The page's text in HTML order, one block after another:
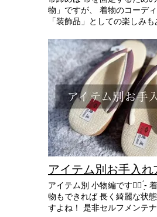
物」ですが、 着物のコーデ
「装飾品」としての楽しみ
る時には 帯を締めます。 名
結んだら、最後に帯締めを
と帯を固定しなければなり
はオシャレな紐？！の様で
も言い訳ではないんですよ
必要なんですよ〜👀📝 振袖
通常タイプ。 変わり結びも
プでは 170～190cmもある
品としての「帯締め」 帯締
中を横切るように結びます
みると結構存在感がありま
め、帯揚げなどの小物を少し
雰囲気も変わり、 コーディネ
なりますよ(ˊᵕˋ) 振袖の着付
アレンジした 変わり結びを
きます💕 広報部は コモチヅ
アイテム別お手入れ
アイテム別 小物編です👌🏻 ̖́-‬
物もできれば 長く綺麗な状
すよね！ 是非セルフメンテナ